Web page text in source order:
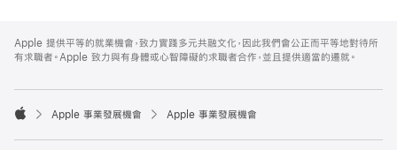
Footer
Apple 提供平等的就業機會，致力實踐多元共融文化，因此我們會公正而平等地對待所
有求職者。Apple 致力與有身體或心智障礙的求職者合作，並且提供適當的遷就。

Apple 事業發展機會 Apple 事業發展機會